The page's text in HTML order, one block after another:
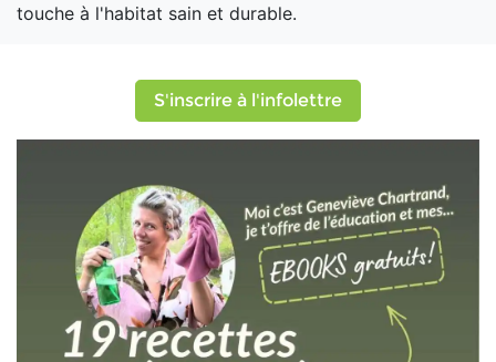
touche à l'habitat sain et durable.
S'inscrire à l'infolettre